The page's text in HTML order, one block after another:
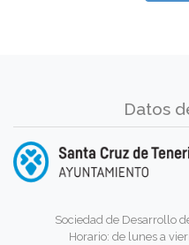
Datos
Sociedad de Desarrollo
Horario: de lunes a